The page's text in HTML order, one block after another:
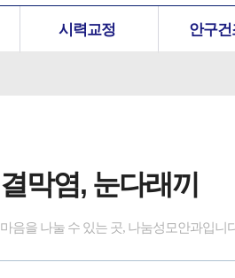
시력교정 안구건
결막염, 눈다래끼
마음을 나눌 수 있는 곳, 나눔성모안과입니